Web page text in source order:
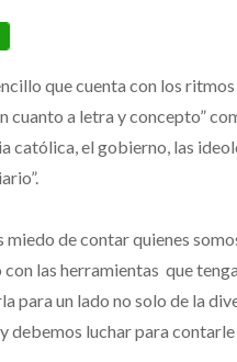
que cuenta con los ritmos
cuanto a letra y concepto”
católica, el gobierno, las
miedo de contar quienes
las herramientas que
para un lado no solo de la
debemos luchar para contarle